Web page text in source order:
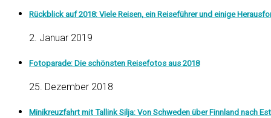
Rückblick auf 2018: Viele Reisen, ein Reiseführer und einige
2. Januar 2019
Fotoparade: Die schönsten Reisefotos aus 2018
25. Dezember 2018
Minikreuzfahrt mit Tallink Silja: Von Schweden über Finnland nach